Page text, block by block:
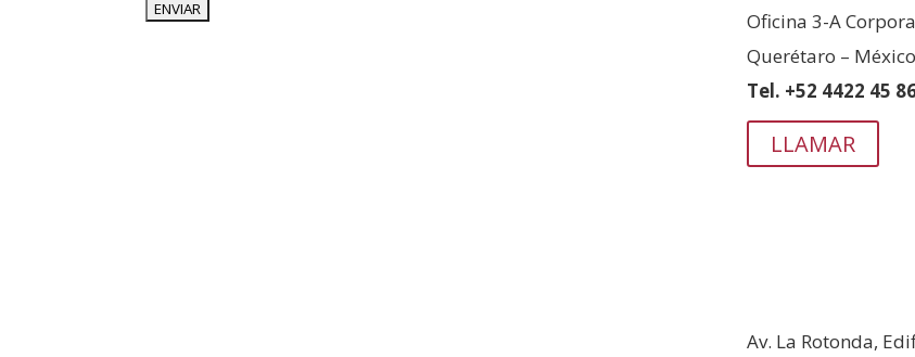
Oficina 3-A
Querétaro – México
Tel. +52 4422 45
LLAMAR
Av. La Rotonda,